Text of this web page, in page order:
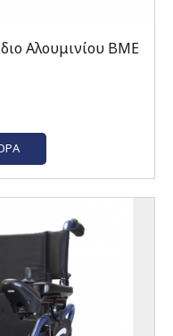
Αλουμινίου ΒΜΕ